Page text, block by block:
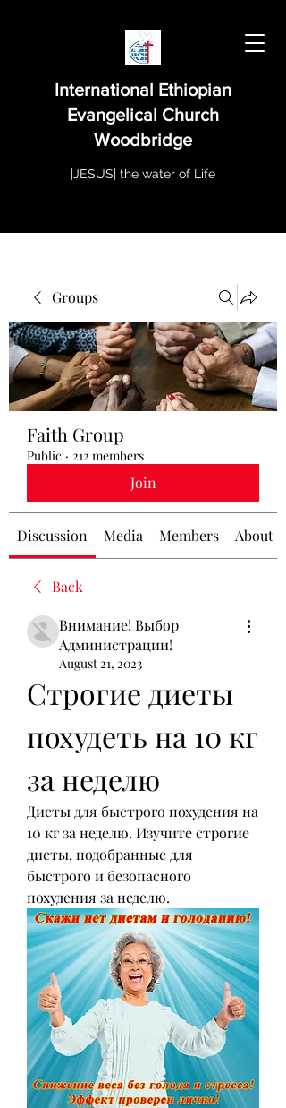
International Ethiopian
Evangelical Church
Woodbridge
|JESUS| the water of Life
Groups
Faith Group
Public · 212 members
Join
Discussion Media Members About
Back
Внимание! Выбор
Администрации!
August 21, 2023
Строгие диеты
похудеть на 10 кг
за неделю
Диеты для быстрого похудения на
10 кг за неделю. Изучите строгие
диеты, подобранные для
быстрого и безопасного
похудения за неделю.